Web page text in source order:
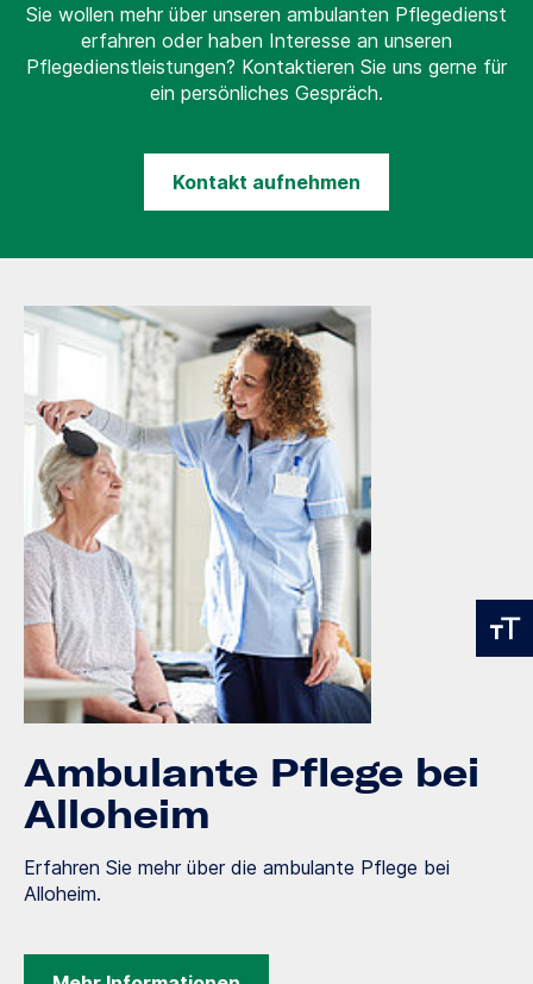
Sie wollen mehr über unseren ambulanten Pflegedienst
erfahren oder haben Interesse an unseren
Pflegedienstleistungen? Kontaktieren Sie uns gerne für
ein persönliches Gespräch.
Kontakt aufnehmen
Ambulante Pflege bei
Alloheim
Erfahren Sie mehr über die ambulante Pflege bei
Alloheim.